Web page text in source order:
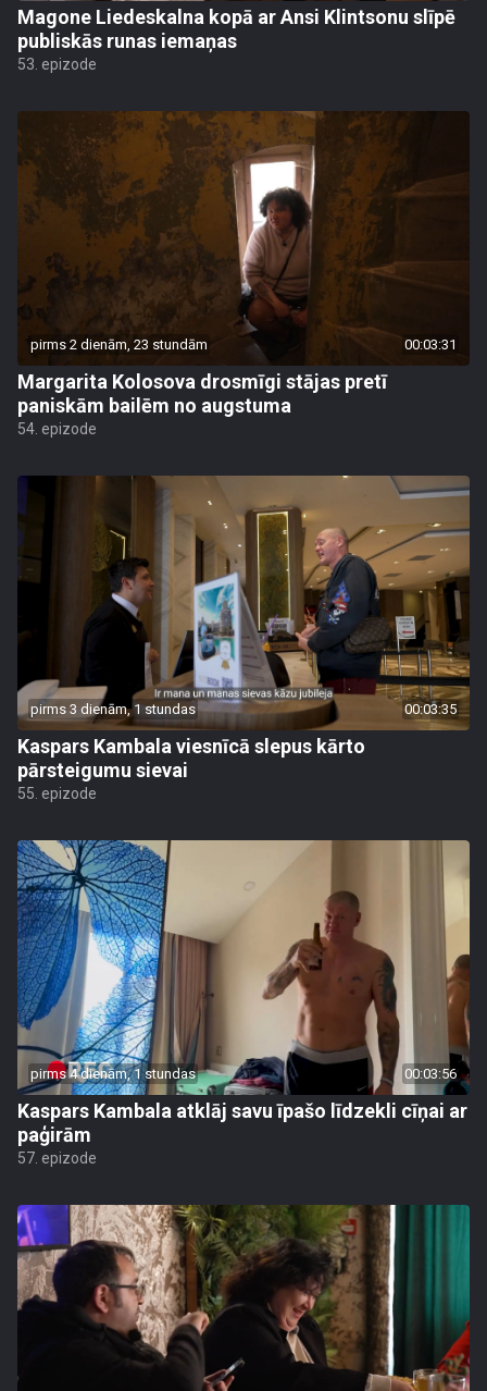
Magone Liedeskalna kopā ar Ansi Klintsonu slīpē
publiskās runas iemaņas
53. epizode
pirms 2 dienām, 23 stundām 00:03:31
Margarita Kolosova drosmīgi stājas pretī
paniskām bailēm no augstuma
54. epizode
pirms 3 dienām, 1 stundas 00:03:35
Kaspars Kambala viesnīcā slepus kārto
pārsteigumu sievai
55. epizode
pirms 4 dienām, 1 stundas 00:03:56
Kaspars Kambala atklāj savu īpašo līdzekli cīņai ar
paģirām
57. epizode